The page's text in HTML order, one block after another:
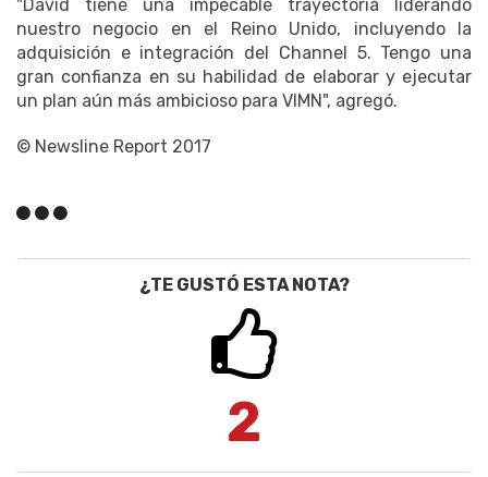
"David tiene una impecable trayectoria liderando
nuestro negocio en el Reino Unido, incluyendo la
adquisición e integración del Channel 5. Tengo una
gran confianza en su habilidad de elaborar y ejecutar
un plan aún más ambicioso para VIMN", agregó.
© Newsline Report 2017
¿TE GUSTÓ ESTA NOTA?
2